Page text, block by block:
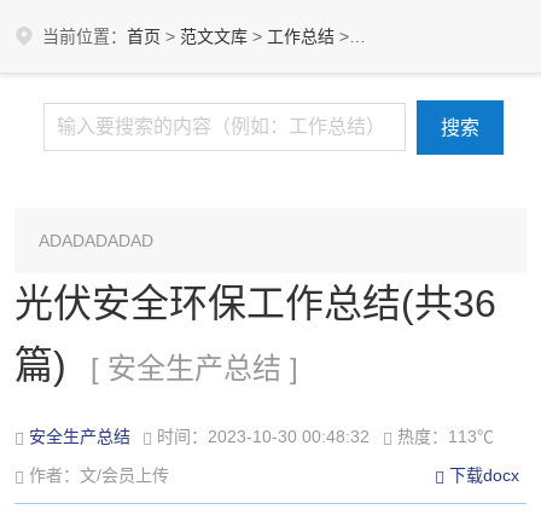
当前位置： 首页 > 范文文库 > 工作总结 >
ADADADADAD
光伏安全环保工作总结(共36
篇)
[ 安全生产总结 ]
安全生产总结 时间：2023-10-30 00:48:32
热度：113℃
作者：文/会员上传
下载docx